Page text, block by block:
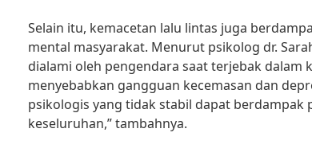
Selain itu, kemacetan lalu lintas juga
mental masyarakat. Menurut psikolog dr.
dialami oleh pengendara saat terjebak dalam
menyebabkan gangguan kecemasan dan
psikologis yang tidak stabil dapat berdampak
keseluruhan,” tambahnya.